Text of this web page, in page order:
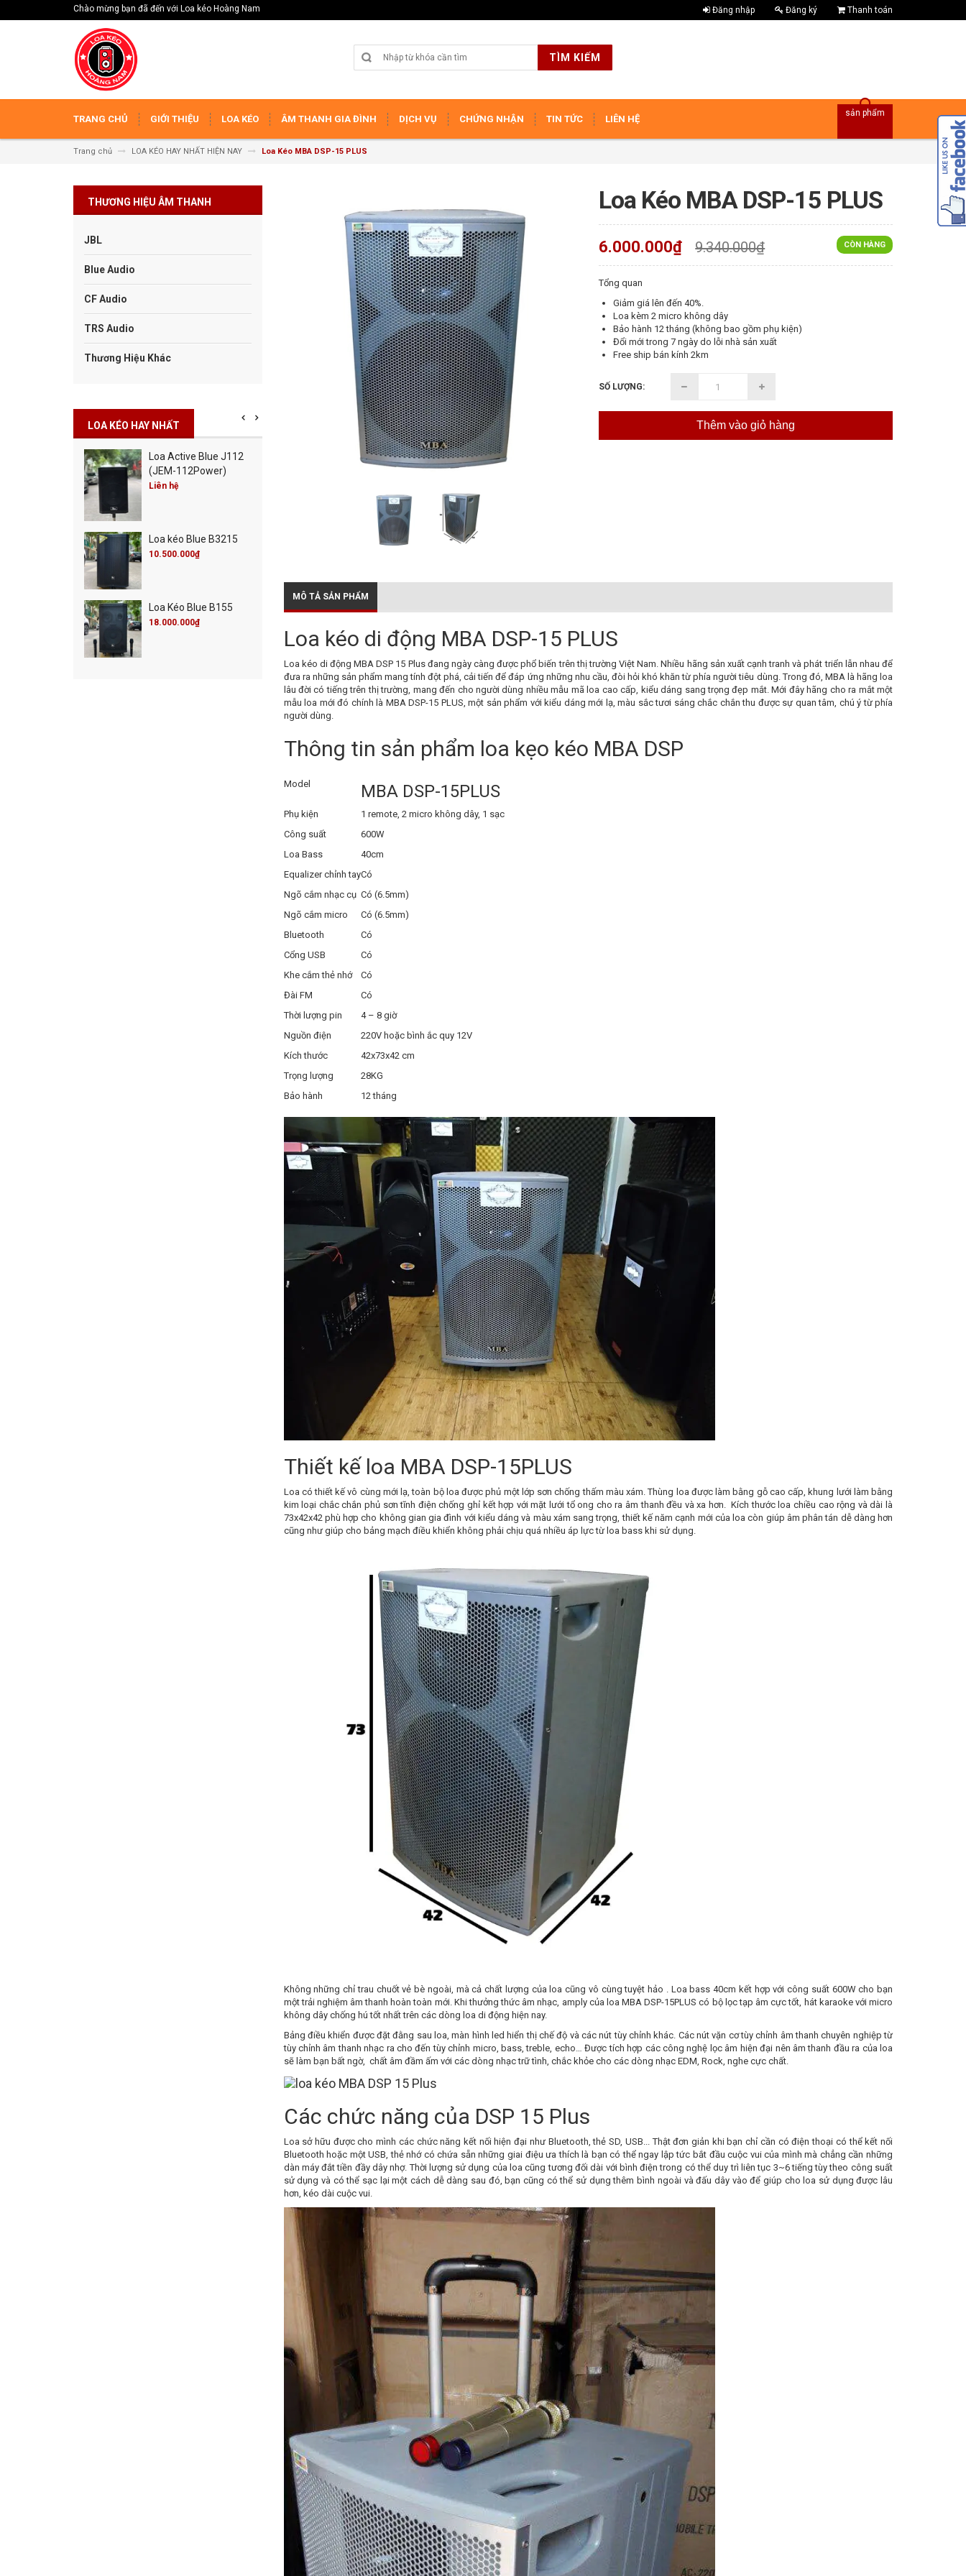
Chào mừng bạn đã đến với Loa kéo Hoàng Nam Đăng nhập Đăng ký Thanh toán
TÌM KIẾM
TRANG CHỦ GIỚI THIỆU LOA KÉO ÂM THANH GIA ĐÌNH DỊCH VỤ CHỨNG NHẬN TIN TỨC LIÊN HỆ
sản phẩm
Trang chủ LOA KÉO HAY NHẤT HIỆN NAY Loa Kéo MBA DSP-15 PLUS
Loa Kéo MBA DSP-15 PLUS
CÒN HÀNG
6.000.000₫ 9.340.000₫
Tổng quan
Giảm giá lên đến 40%.
Loa kèm 2 micro không dây
Bảo hành 12 tháng (không bao gồm phụ kiện)
Đổi mới trong 7 ngày do lỗi nhà sản xuất
Free ship bán kính 2km
SỐ LƯỢNG:
Thêm vào giỏ hàng
MÔ TẢ SẢN PHẨM
Loa kéo di động MBA DSP-15 PLUS
Loa kéo di động MBA DSP 15 Plus đang ngày càng được phổ biến trên thị trường Việt Nam. Nhiều hãng sản xuất cạnh tranh và phát triển lẫn nhau để
đưa ra những sản phẩm mang tính đột phá, cải tiến để đáp ứng những nhu cầu, đòi hỏi khó khăn từ phía người tiêu dùng. Trong đó, MBA là hãng loa
lâu đời có tiếng trên thị trường, mang đến cho người dùng nhiều mẫu mã loa cao cấp, kiểu dáng sang trọng đẹp mắt. Mới đây hãng cho ra mắt một
mẫu loa mới đó chính là MBA DSP-15 PLUS, một sản phẩm với kiểu dáng mới lạ, màu sắc tươi sáng chắc chắn thu được sự quan tâm, chú ý từ phía
người dùng.
Thông tin sản phẩm loa kẹo kéo MBA DSP
Model MBA DSP-15PLUS
Phụ kiện
1 remote, 2 micro không dây, 1 sạc
Công suất
600W
Loa Bass
40cm
Equalizer chỉnh tayCó
Ngõ cắm nhạc cụ Có (6.5mm)
Ngõ cắm micro
Có (6.5mm)
Bluetooth
Có
Cổng USB
Có
Khe cắm thẻ nhớ
Có
Đài FM
Có
Thời lượng pin
4 – 8 giờ
Nguồn điện
220V hoặc bình ắc quy 12V
Kích thước
42x73x42 cm
Trọng lượng
28KG
Bảo hành
12 tháng
Thiết kế loa MBA DSP-15PLUS
Loa có thiết kế vô cùng mới lạ, toàn bộ loa được phủ một lớp sơn chống thấm màu xám. Thùng loa được làm bằng gỗ cao cấp, khung lưới làm bằng
kim loại chắc chắn phủ sơn tĩnh điện chống ghỉ kết hợp với mặt lưới tổ ong cho ra âm thanh đều và xa hơn. Kích thước loa chiều cao rộng và dài là
73x42x42 phù hợp cho không gian gia đình với kiểu dáng và màu xám sang trọng, thiết kế năm cạnh mới của loa còn giúp âm phân tán dễ dàng hơn
cũng như giúp cho bảng mạch điều khiển không phải chịu quá nhiều áp lực từ loa bass khi sử dụng.
Không những chỉ trau chuốt vẻ bè ngoài, mà cả chất lượng của loa cũng vô cùng tuyệt hảo . Loa bass 40cm kết hợp với công suất 600W cho bạn
một trải nghiệm âm thanh hoàn toàn mới. Khi thưởng thức âm nhạc, amply của loa MBA DSP-15PLUS có bộ lọc tạp âm cực tốt, hát karaoke với micro
không dây chống hú tốt nhất trên các dòng loa di động hiện nay.
Bảng điều khiển được đặt đằng sau loa, màn hình led hiển thị chế độ và các nút tùy chỉnh khác. Các nút vặn cơ tùy chỉnh âm thanh chuyên nghiệp từ
tùy chỉnh âm thanh nhạc ra cho đến tùy chỉnh micro, bass, treble, echo… Được tích hợp các công nghệ lọc âm hiện đại nên âm thanh đầu ra của loa
sẽ làm bạn bất ngờ, chất âm đầm ấm với các dòng nhạc trữ tình, chắc khỏe cho các dòng nhạc EDM, Rock, nghe cực chất.
Các chức năng của DSP 15 Plus
Loa sở hữu được cho mình các chức năng kết nối hiện đại như Bluetooth, thẻ SD, USB... Thật đơn giản khi bạn chỉ cần có điện thoại có thể kết nối
Bluetooth hoặc một USB, thẻ nhớ có chứa sẵn những giai điệu ưa thích là bạn có thể ngay lập tức bắt đầu cuộc vui của mình mà chẳng cần những
dàn máy đắt tiền đầy dây nhợ. Thời lượng sử dụng của loa cũng tương đối dài với bình điện trong có thể duy trì liên tục 3~6 tiếng tùy theo công suất
sử dụng và có thể sạc lại một cách dễ dàng sau đó, bạn cũng có thể sử dụng thêm bình ngoài và đấu dây vào để giúp cho loa sử dụng được lâu
hơn, kéo dài cuộc vui.
THƯƠNG HIỆU ÂM THANH
JBL
Blue Audio
CF Audio
TRS Audio
Thương Hiệu Khác
LOA KÉO HAY NHẤT
Loa Active Blue J112
(JEM-112Power)
Liên hệ
Loa kéo Blue B3215
10.500.000₫
Loa Kéo Blue B155
18.000.000₫